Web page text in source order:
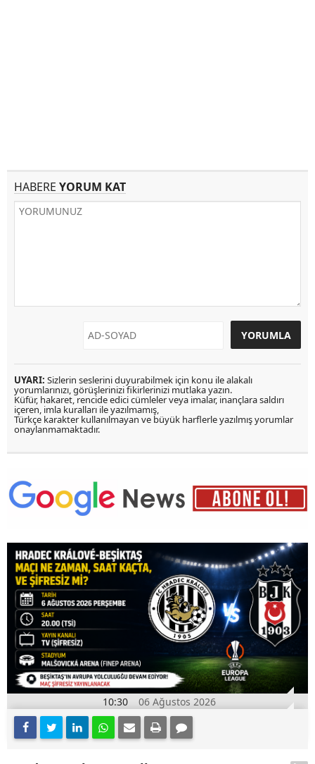
HABERE YORUM KAT
UYARI: Sizlerin seslerini duyurabilmek için konu ile alakalı
yorumlarınızı, görüşlerinizi fikirlerinizi mutlaka yazın.
Küfür, hakaret, rencide edici cümleler veya imalar, inançlara saldırı
içeren, imla kuralları ile yazılmamış,
Türkçe karakter kullanılmayan ve büyük harflerle yazılmış yorumlar
onaylanmamaktadır.
10:30 06 Ağustos 2026